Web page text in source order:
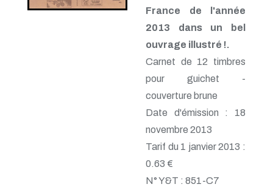
France de l'année
2013 dans un bel
ouvrage illustré !.
Carnet de 12 timbres
pour guichet -
couverture brune
Date d'émission : 18
novembre 2013
Tarif du 1 janvier 2013 :
0.63 €
N° Y&T : 851-C7